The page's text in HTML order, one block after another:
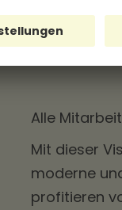
Alle
Mit dieser
moderne
profitieren